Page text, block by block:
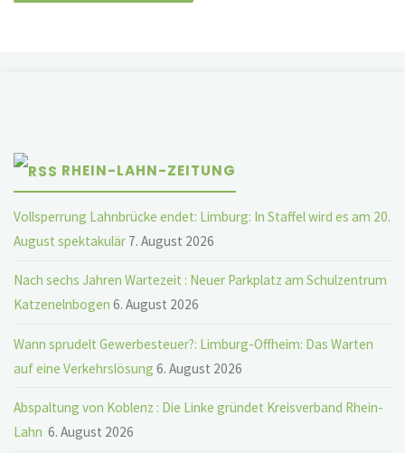
RHEIN-LAHN-ZEITUNG
Vollsperrung Lahnbrücke endet: Limburg: In Staffel wird es am 20.
August spektakulär 7. August 2026
Nach sechs Jahren Wartezeit : Neuer Parkplatz am Schulzentrum
Katzenelnbogen 6. August 2026
Wann sprudelt Gewerbesteuer?: Limburg-Offheim: Das Warten
auf eine Verkehrslösung 6. August 2026
Abspaltung von Koblenz : Die Linke gründet Kreisverband Rhein-
Lahn 6. August 2026